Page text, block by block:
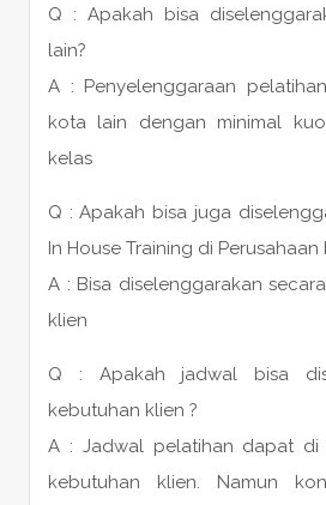
Q : Apakah bisa
lain?
A : Penyelenggaraan
kota lain dengan minimal
kelas
Q : Apakah bisa juga
In House Training di Perusahaan
A : Bisa diselenggarakan
klien
Q : Apakah jadwal bisa
kebutuhan klien ?
A : Jadwal pelatihan dapat di
kebutuhan klien. Namun